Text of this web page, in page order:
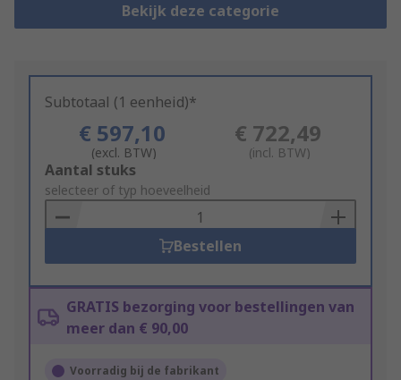
Bekijk deze categorie
Subtotaal (1 eenheid)*
€ 597,10
(excl. BTW)
€ 722,49
(incl. BTW)
Add
to
Basket
Aantal stuks
selecteer of typ hoeveelheid
Bestellen
GRATIS bezorging voor bestellingen van
meer dan € 90,00
Voorradig bij de fabrikant